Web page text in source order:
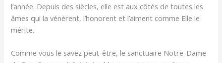
l’année. Depuis des siècles, elle est aux côtés de toutes les
âmes qui la vénèrent, l’honorent et l’aiment comme Elle le
mérite.
Comme vous le savez peut-être, le sanctuaire Notre-Dame